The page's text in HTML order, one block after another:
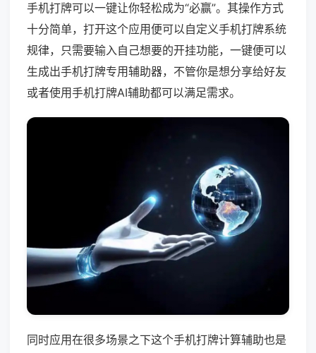
手机打牌可以一键让你轻松成为“必赢”。其操作方式
十分简单，打开这个应用便可以自定义手机打牌系统
规律，只需要输入自己想要的开挂功能，一键便可以
生成出手机打牌专用辅助器，不管你是想分享给好友
或者使用手机打牌AI辅助都可以满足需求。
同时应用在很多场景之下这个手机打牌计算辅助也是